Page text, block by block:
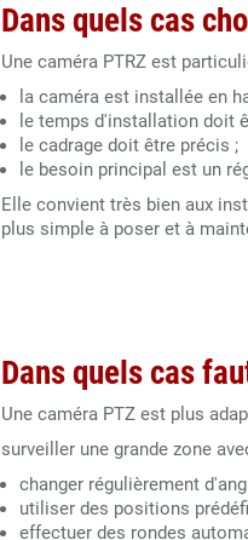
Dans quels cas
Une caméra PTRZ est
la caméra est installée en
le temps d'installation doit
le cadrage doit être précis ;
le besoin principal est un
Elle convient très bien aux
plus simple à poser et à
Dans quels cas
Une caméra PTZ est plus
surveiller une grande zone
changer régulièrement
utiliser des positions
effectuer des rondes